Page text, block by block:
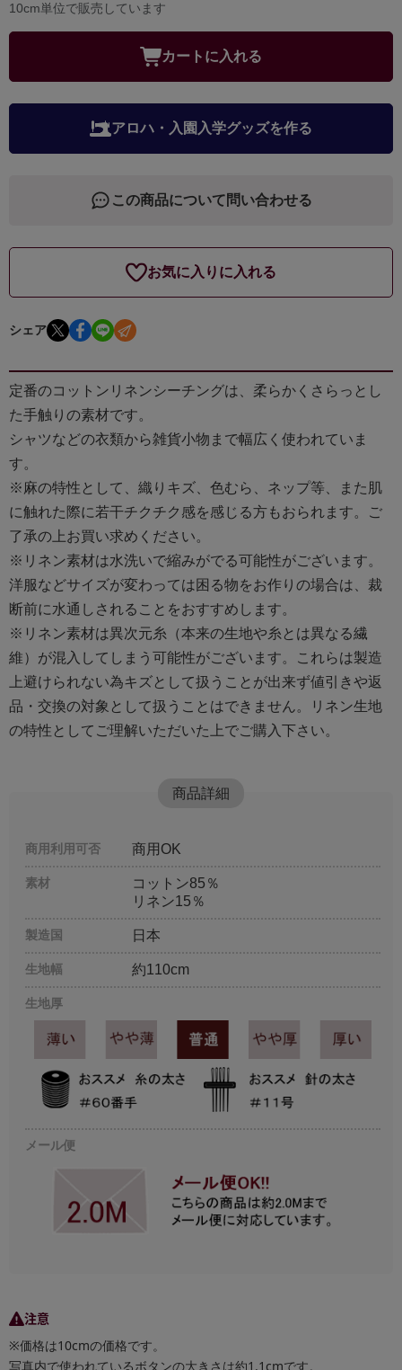
10cm単位で販売しています
カートに入れる
アロハ・入園入学グッズを作る
この商品について問い合わせる
お気に入りに入れる
シェア
定番のコットンリネンシーチングは、柔らかくさらっとし
た手触りの素材です。
シャツなどの衣類から雑貨小物まで幅広く使われていま
す。
※麻の特性として、織りキズ、色むら、ネップ等、また肌
に触れた際に若干チクチク感を感じる方もおられます。ご
了承の上お買い求めください。
※リネン素材は水洗いで縮みがでる可能性がございます。
洋服などサイズが変わっては困る物をお作りの場合は、裁
断前に水通しされることをおすすめします。
※リネン素材は異次元糸（本来の生地や糸とは異なる繊
維）が混入してしまう可能性がございます。これらは製造
上避けられない為キズとして扱うことが出来ず値引きや返
品・交換の対象として扱うことはできません。リネン生地
の特性としてご理解いただいた上でご購入下さい。
商品詳細
商用利用可否 商用OK
素材
コットン85％
リネン15％
製造国 日本
生地幅 約110cm
生地厚
メール便
注意
※価格は10cmの価格です。
写真内で使われているボタンの大きさは約1.1cmです。